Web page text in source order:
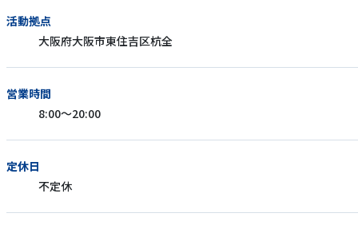
活動拠点
大阪府大阪市東住吉区杭全
営業時間
8:00～20:00
定休日
不定休